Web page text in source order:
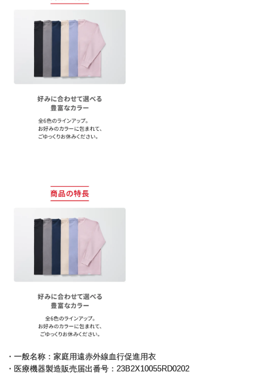
・一般名称：家庭用遠赤外線血行促進用衣
・医療機器製造販売届出番号：23B2X10055RD0202